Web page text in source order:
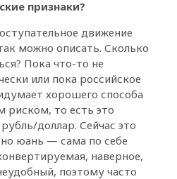
признаки?
движение
можно описать. Сколько
Пока что-то не
или пока российское
хорошего способа
риском, то есть это
доллар. Сейчас это
но юань — сама по себе
наверное,
поэтому часто